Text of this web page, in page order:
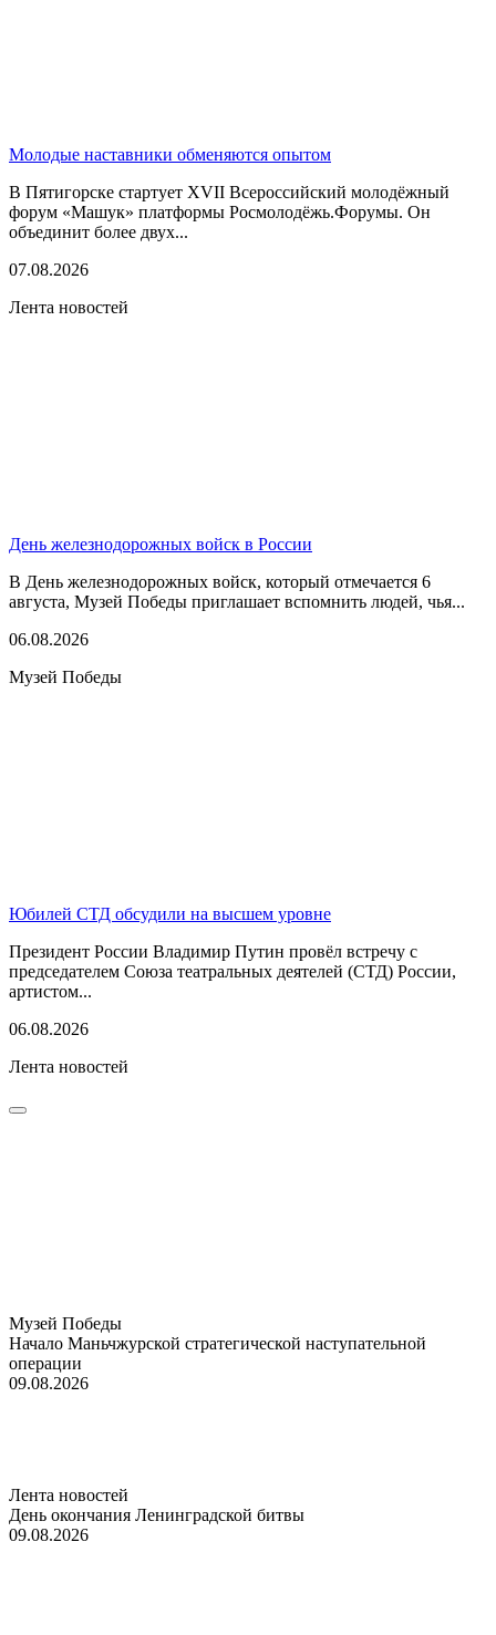
Молодые наставники обменяются опытом
В Пятигорске стартует XVII Всероссийский молодёжный
форум «Машук» платформы Росмолодёжь.Форумы. Он
объединит более двух...
07.08.2026
Лента новостей
День железнодорожных войск в России
В День железнодорожных войск, который отмечается 6
августа, Музей Победы приглашает вспомнить людей, чья...
06.08.2026
Музей Победы
Юбилей СТД обсудили на высшем уровне
Президент России Владимир Путин провёл встречу с
председателем Союза театральных деятелей (СТД) России,
артистом...
06.08.2026
Лента новостей
Музей Победы
Начало Маньчжурской стратегической наступательной
операции
09.08.2026
Лента новостей
День окончания Ленинградской битвы
09.08.2026